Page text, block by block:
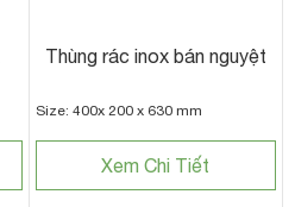
Thùng rác inox bán nguyệt
Size: 400x 200 x 630 mm
Xem Chi Tiết